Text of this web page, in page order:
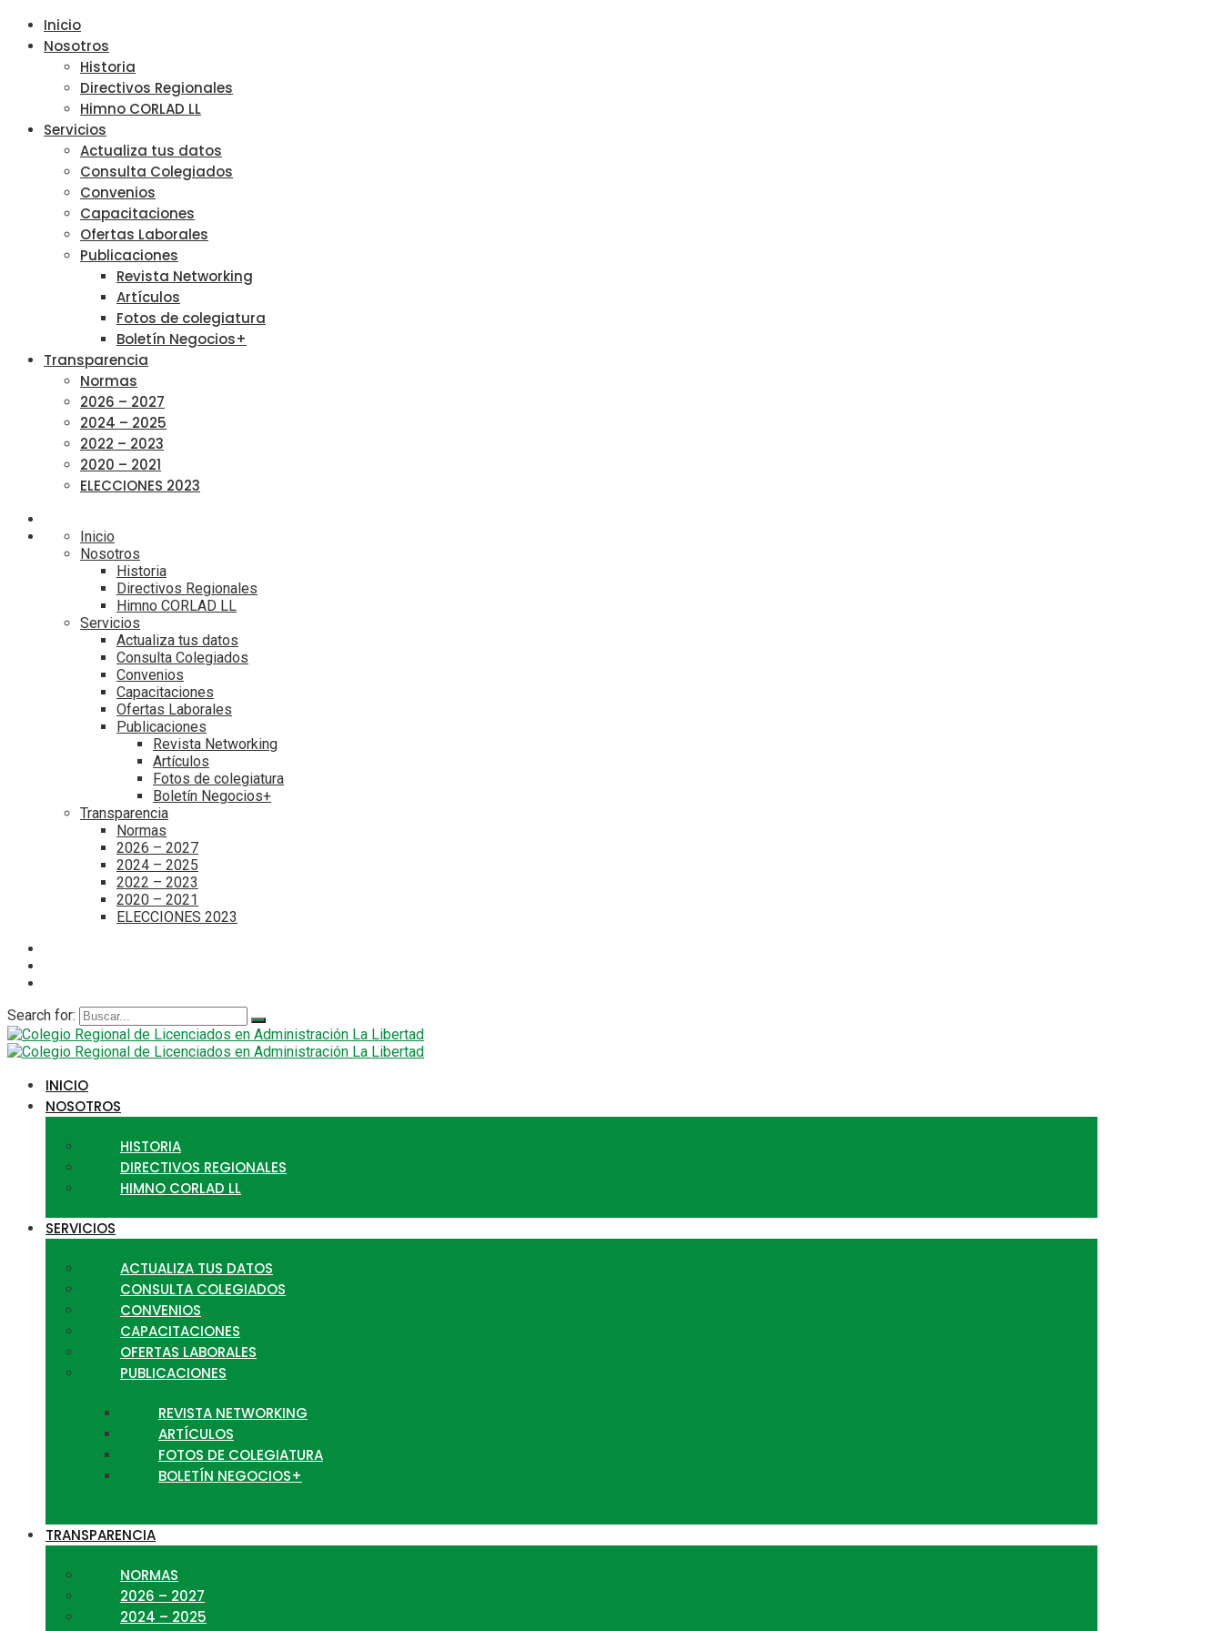
Inicio
Nosotros
Historia
Directivos Regionales
Himno CORLAD LL
Servicios
Actualiza tus datos
Consulta Colegiados
Convenios
Capacitaciones
Ofertas Laborales
Publicaciones
Revista Networking
Artículos
Fotos de colegiatura
Boletín Negocios+
Transparencia
Normas
2026 – 2027
2024 – 2025
2022 – 2023
2020 – 2021
ELECCIONES 2023
Inicio
Nosotros
Historia
Directivos Regionales
Himno CORLAD LL
Servicios
Actualiza tus datos
Consulta Colegiados
Convenios
Capacitaciones
Ofertas Laborales
Publicaciones
Revista Networking
Artículos
Fotos de colegiatura
Boletín Negocios+
Transparencia
Normas
2026 – 2027
2024 – 2025
2022 – 2023
2020 – 2021
ELECCIONES 2023
Search for:
INICIO
NOSOTROS
HISTORIA
DIRECTIVOS REGIONALES
HIMNO CORLAD LL
SERVICIOS
ACTUALIZA TUS DATOS
CONSULTA COLEGIADOS
CONVENIOS
CAPACITACIONES
OFERTAS LABORALES
PUBLICACIONES
REVISTA NETWORKING
ARTÍCULOS
FOTOS DE COLEGIATURA
BOLETÍN NEGOCIOS+
TRANSPARENCIA
NORMAS
2026 – 2027
2024 – 2025